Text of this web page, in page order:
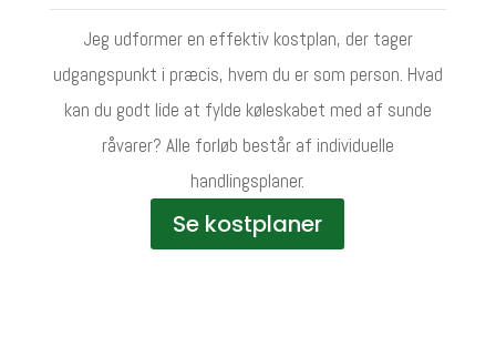
Jeg udformer en effektiv kostplan, der tager
udgangspunkt i præcis, hvem du er som person. Hvad
kan du godt lide at fylde køleskabet med af sunde
råvarer? Alle forløb består af individuelle
handlingsplaner.
Se kostplaner